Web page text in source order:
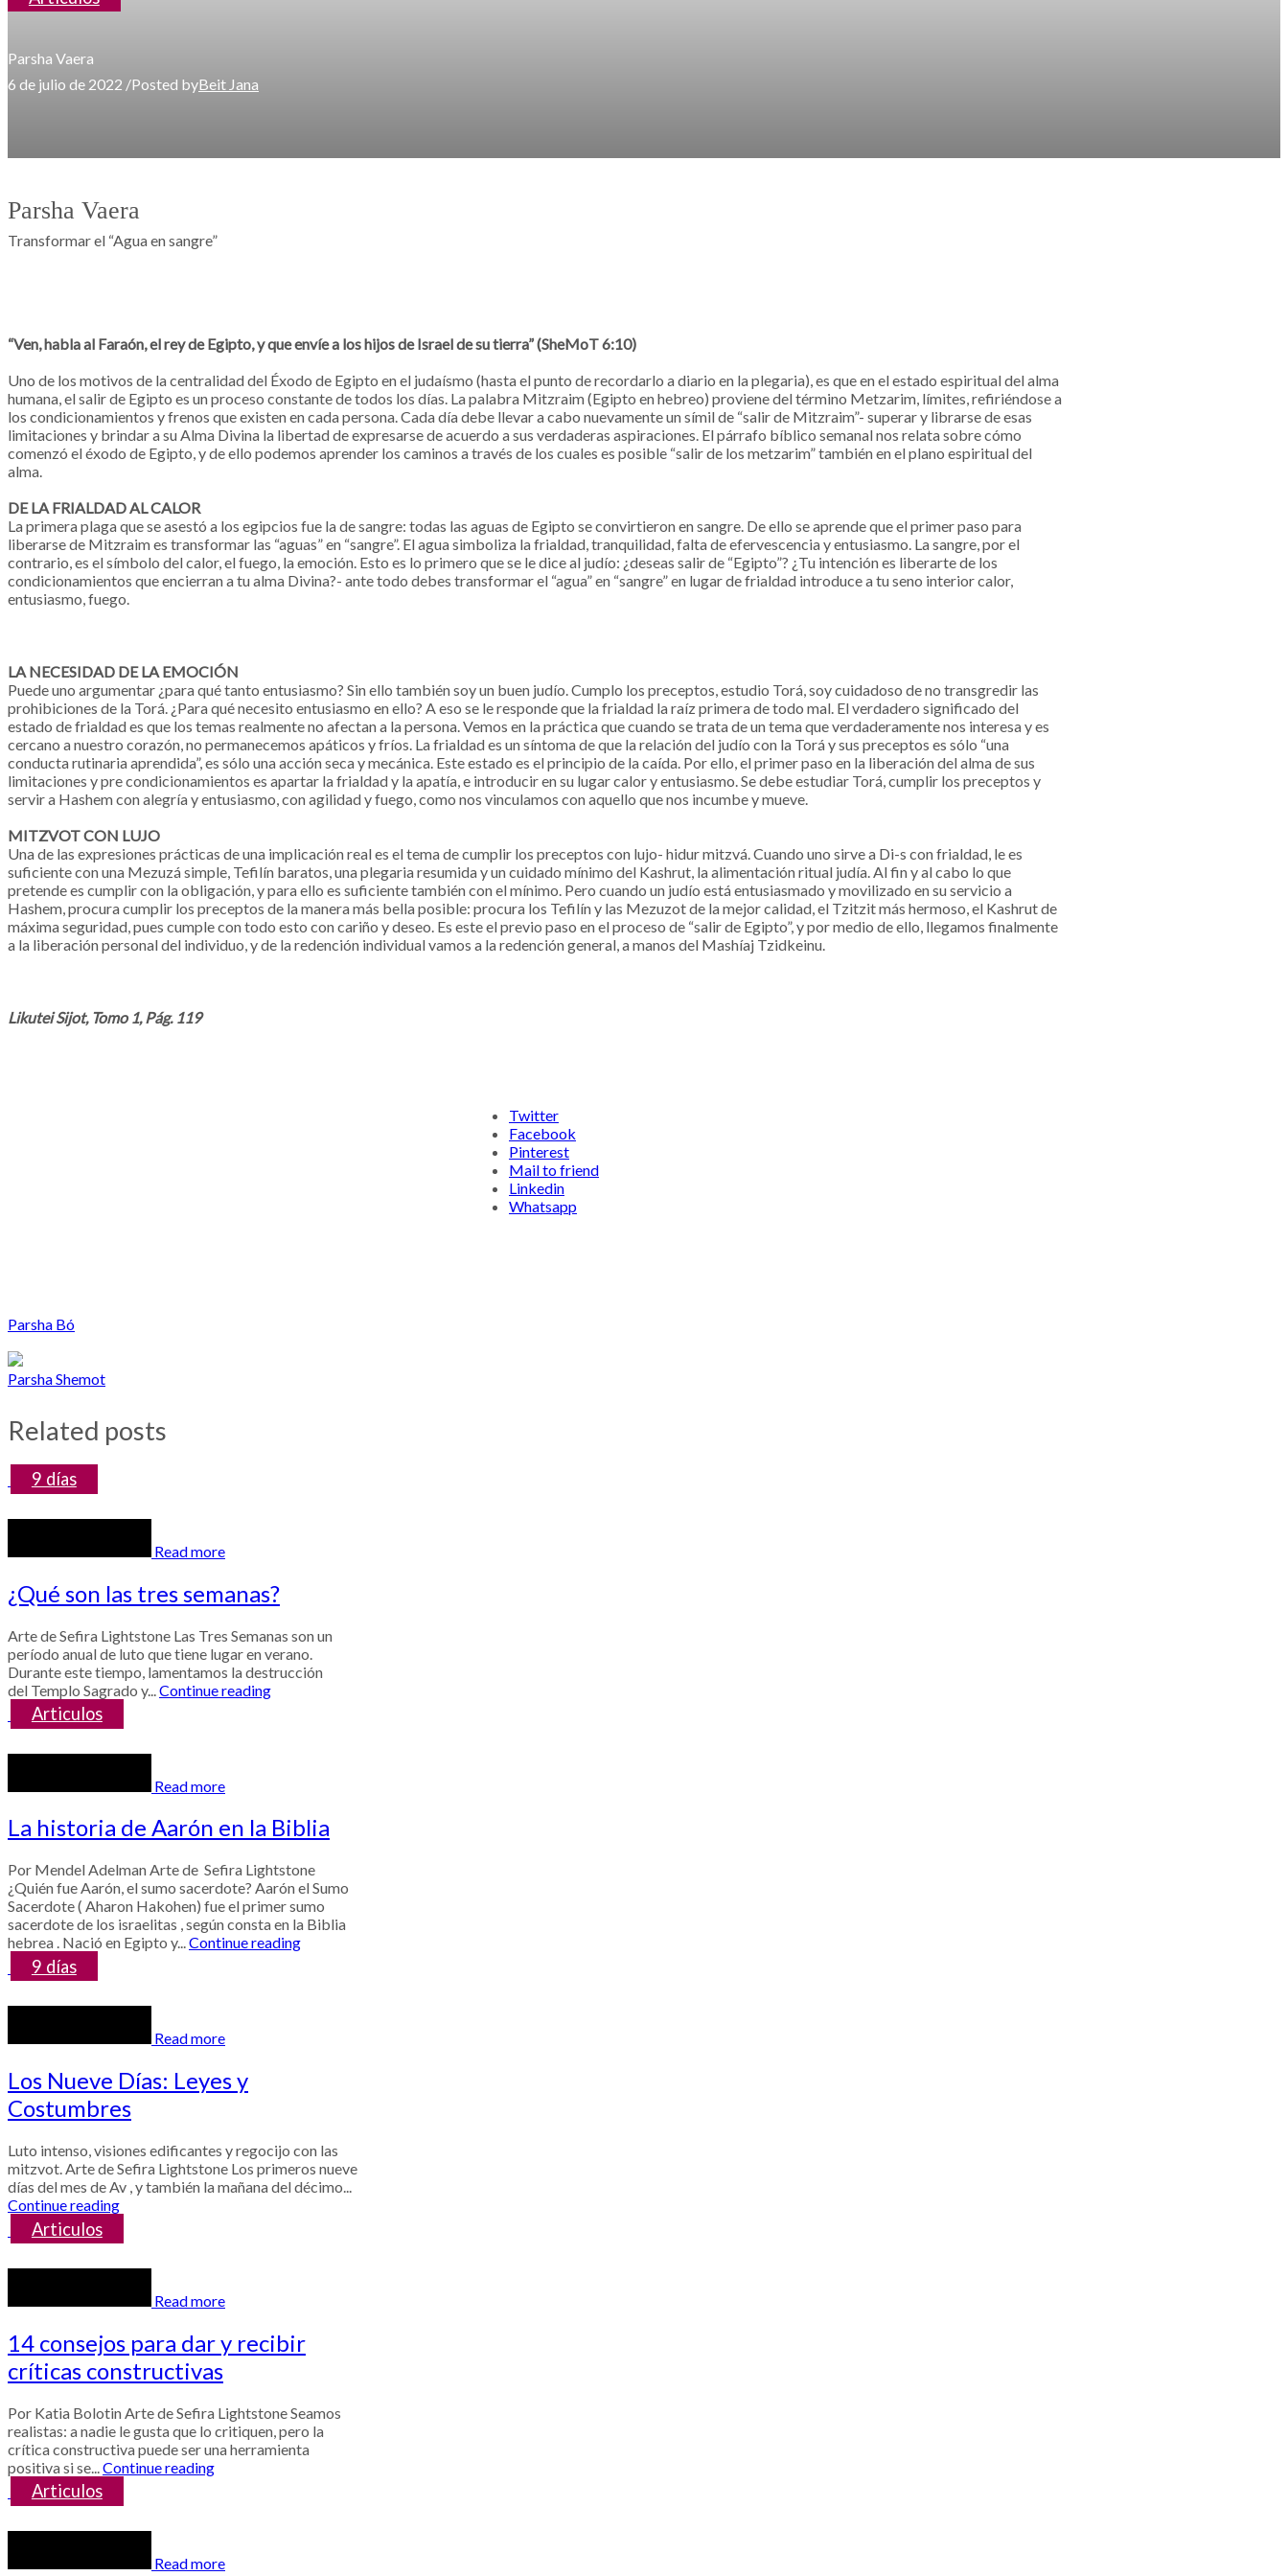
Parsha Vaera
6 de julio de 2022 /Posted byBeit Jana
Parsha Vaera
Transformar el “Agua en sangre”
“Ven, habla al Faraón, el rey de Egipto, y que envíe a los hijos de Israel de su tierra” (SheMoT 6:10)
Uno de los motivos de la centralidad del Éxodo de Egipto en el judaísmo (hasta el punto de recordarlo a diario en la plegaria), es que en el estado espiritual del alma
humana, el salir de Egipto es un proceso constante de todos los días. La palabra Mitzraim (Egipto en hebreo) proviene del término Metzarim, límites, refiriéndose a
los condicionamientos y frenos que existen en cada persona. Cada día debe llevar a cabo nuevamente un símil de “salir de Mitzraim”- superar y librarse de esas
limitaciones y brindar a su Alma Divina la libertad de expresarse de acuerdo a sus verdaderas aspiraciones. El párrafo bíblico semanal nos relata sobre cómo
comenzó el éxodo de Egipto, y de ello podemos aprender los caminos a través de los cuales es posible “salir de los metzarim” también en el plano espiritual del
alma.
DE LA FRIALDAD AL CALOR
La primera plaga que se asestó a los egipcios fue la de sangre: todas las aguas de Egipto se convirtieron en sangre. De ello se aprende que el primer paso para
liberarse de Mitzraim es transformar las “aguas” en “sangre”. El agua simboliza la frialdad, tranquilidad, falta de efervescencia y entusiasmo. La sangre, por el
contrario, es el símbolo del calor, el fuego, la emoción. Esto es lo primero que se le dice al judío: ¿deseas salir de “Egipto”? ¿Tu intención es liberarte de los
condicionamientos que encierran a tu alma Divina?- ante todo debes transformar el “agua” en “sangre” en lugar de frialdad introduce a tu seno interior calor,
entusiasmo, fuego.
LA NECESIDAD DE LA EMOCIÓN
Puede uno argumentar ¿para qué tanto entusiasmo? Sin ello también soy un buen judío. Cumplo los preceptos, estudio Torá, soy cuidadoso de no transgredir las
prohibiciones de la Torá. ¿Para qué necesito entusiasmo en ello? A eso se le responde que la frialdad la raíz primera de todo mal. El verdadero significado del
estado de frialdad es que los temas realmente no afectan a la persona. Vemos en la práctica que cuando se trata de un tema que verdaderamente nos interesa y es
cercano a nuestro corazón, no permanecemos apáticos y fríos. La frialdad es un síntoma de que la relación del judío con la Torá y sus preceptos es sólo “una
conducta rutinaria aprendida”, es sólo una acción seca y mecánica. Este estado es el principio de la caída. Por ello, el primer paso en la liberación del alma de sus
limitaciones y pre condicionamientos es apartar la frialdad y la apatía, e introducir en su lugar calor y entusiasmo. Se debe estudiar Torá, cumplir los preceptos y
servir a Hashem con alegría y entusiasmo, con agilidad y fuego, como nos vinculamos con aquello que nos incumbe y mueve.
MITZVOT CON LUJO
Una de las expresiones prácticas de una implicación real es el tema de cumplir los preceptos con lujo- hidur mitzvá. Cuando uno sirve a Di-s con frialdad, le es
suficiente con una Mezuzá simple, Tefilín baratos, una plegaria resumida y un cuidado mínimo del Kashrut, la alimentación ritual judía. Al fin y al cabo lo que
pretende es cumplir con la obligación, y para ello es suficiente también con el mínimo. Pero cuando un judío está entusiasmado y movilizado en su servicio a
Hashem, procura cumplir los preceptos de la manera más bella posible: procura los Tefilín y las Mezuzot de la mejor calidad, el Tzitzit más hermoso, el Kashrut de
máxima seguridad, pues cumple con todo esto con cariño y deseo. Es este el previo paso en el proceso de “salir de Egipto”, y por medio de ello, llegamos finalmente
a la liberación personal del individuo, y de la redención individual vamos a la redención general, a manos del Mashíaj Tzidkeinu.
Likutei Sijot, Tomo 1, Pág. 119
Twitter
Facebook
Pinterest
Mail to friend
Linkedin
Whatsapp
Parsha Bó
Parsha Shemot
Related posts
9 días
Read more
¿Qué son las tres semanas?
Arte de Sefira Lightstone Las Tres Semanas son un
período anual de luto que tiene lugar en verano.
Durante este tiempo, lamentamos la destrucción
del Templo Sagrado y... Continue reading
Articulos
Read more
La historia de Aarón en la Biblia
Por Mendel Adelman Arte de Sefira Lightstone
¿Quién fue Aarón, el sumo sacerdote? Aarón el Sumo
Sacerdote ( Aharon Hakohen) fue el primer sumo
sacerdote de los israelitas , según consta en la Biblia
hebrea . Nació en Egipto y...Continue reading
9 días
Read more
Los Nueve Días: Leyes y
Costumbres
Luto intenso, visiones edificantes y regocijo con las
mitzvot. Arte de Sefira Lightstone Los primeros nueve
días del mes de Av , y también la mañana del décimo...
Continue reading
Articulos
Read more
14 consejos para dar y recibir
críticas constructivas
Por Katia Bolotin Arte de Sefira Lightstone Seamos
realistas: a nadie le gusta que lo critiquen, pero la
crítica constructiva puede ser una herramienta
positiva si se...Continue reading
Articulos
Read more